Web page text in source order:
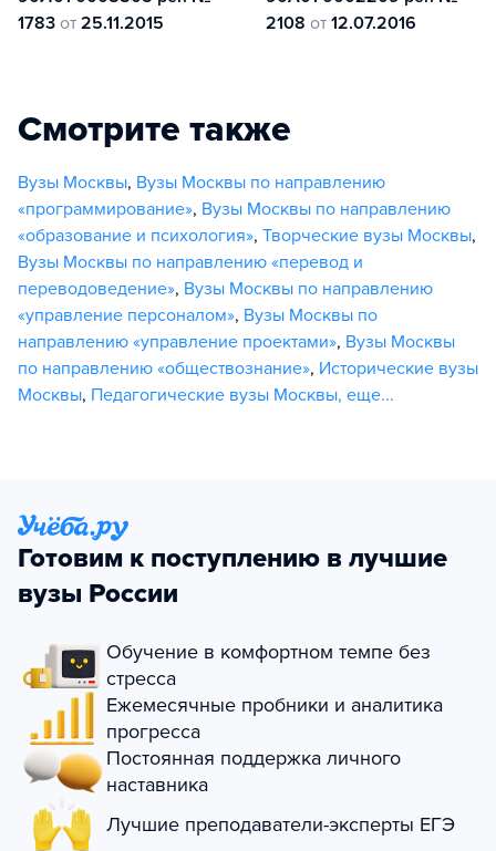
1783 от 25.11.2015
2108 от 12.07.2016
Смотрите также
Вузы Москвы, Вузы Москвы по направлению
«программирование», Вузы Москвы по направлению
«образование и психология», Творческие вузы Москвы,
Вузы Москвы по направлению «перевод и
переводоведение», Вузы Москвы по направлению
«управление персоналом», Вузы Москвы по
направлению «управление проектами», Вузы Москвы
по направлению «обществознание», Исторические вузы
Москвы, Педагогические вузы Москвы, еще...
Готовим к поступлению в лучшие
вузы России
Обучение в комфортном темпе без
стресса
Ежемесячные пробники и аналитика
прогресса
Постоянная поддержка личного
наставника
Лучшие преподаватели-эксперты ЕГЭ